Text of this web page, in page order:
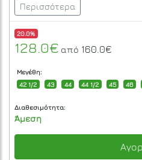
Περισσότερα
20.0%
128.0€ από 160.0€
Μεγέθη:
42 1/2
43 44 44 1/2 45 46
Διαθεσιμότητα:
Άμεση